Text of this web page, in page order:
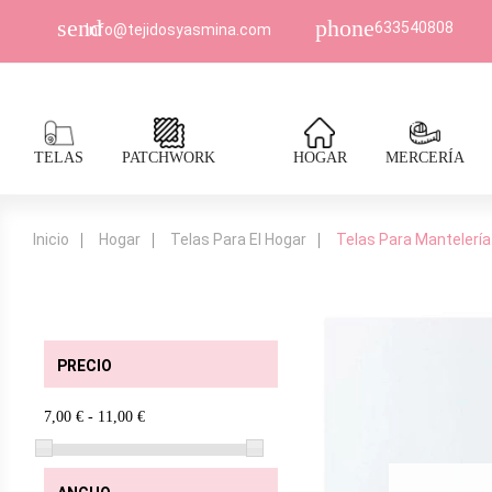
sendInfo@tejidosyasmina.com phone633540808
TELAS PATCHWORK HOGAR MERCERÍA
Inicio Hogar Telas Para El Hogar Telas Para Mantelería
PRECIO
7,00 € - 11,00 €